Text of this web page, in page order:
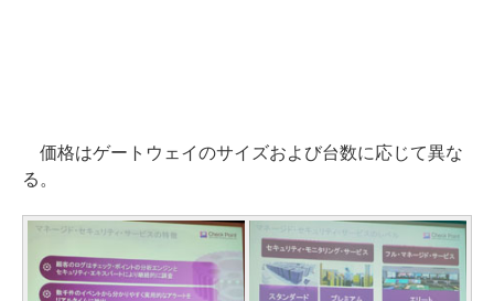
価格はゲートウェイのサイズおよび台数に応じて異な
る。